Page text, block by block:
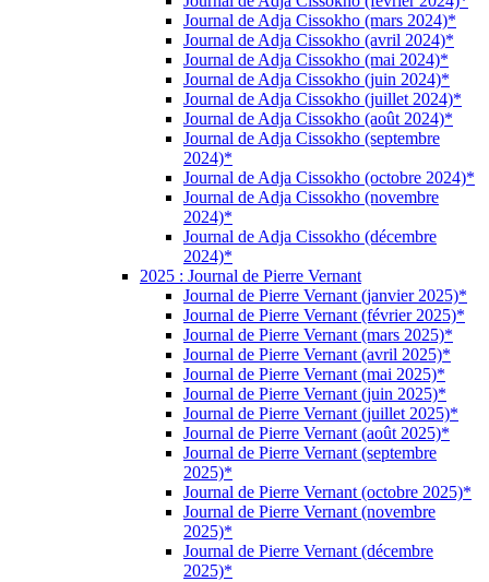
Journal de Adja Cissokho (mars 2024)*
Journal de Adja Cissokho (avril 2024)*
Journal de Adja Cissokho (mai 2024)*
Journal de Adja Cissokho (juin 2024)*
Journal de Adja Cissokho (juillet 2024)*
Journal de Adja Cissokho (août 2024)*
Journal de Adja Cissokho (septembre
2024)*
Journal de Adja Cissokho (octobre 2024)*
Journal de Adja Cissokho (novembre
2024)*
Journal de Adja Cissokho (décembre
2024)*
2025 : Journal de Pierre Vernant
Journal de Pierre Vernant (janvier 2025)*
Journal de Pierre Vernant (février 2025)*
Journal de Pierre Vernant (mars 2025)*
Journal de Pierre Vernant (avril 2025)*
Journal de Pierre Vernant (mai 2025)*
Journal de Pierre Vernant (juin 2025)*
Journal de Pierre Vernant (juillet 2025)*
Journal de Pierre Vernant (août 2025)*
Journal de Pierre Vernant (septembre
2025)*
Journal de Pierre Vernant (octobre 2025)*
Journal de Pierre Vernant (novembre
2025)*
Journal de Pierre Vernant (décembre
2025)*